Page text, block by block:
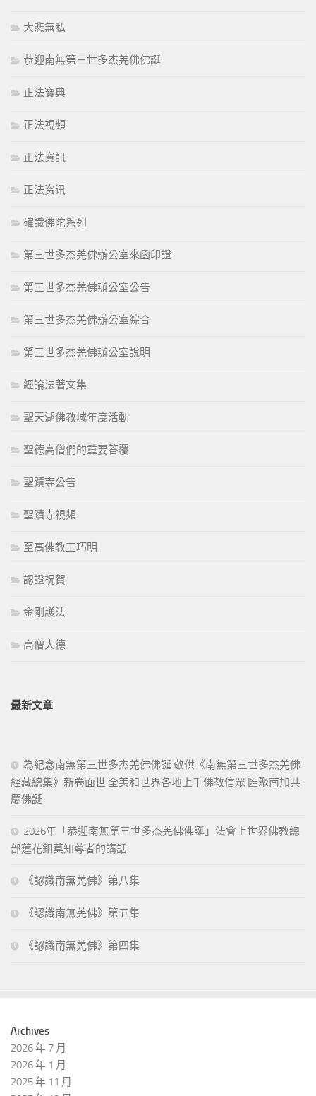
大悲無私
恭迎南無第三世多杰羌佛佛誕
正法寶典
正法視頻
正法資訊
正法资讯
確識佛陀系列
第三世多杰羌佛辦公室來函印證
第三世多杰羌佛辦公室公告
第三世多杰羌佛辦公室綜合
第三世多杰羌佛辦公室說明
經論法著文集
聖天湖佛教城年度活動
聖德高僧們的重要答覆
聖蹟寺公告
聖蹟寺視頻
至高佛教工巧明
認證祝賀
金剛護法
高僧大德
最新文章
為紀念南無第三世多杰羌佛佛誕 敬供《南無第三世多杰羌佛
經藏總集》新卷面世 全美和世界各地上千佛教信眾 匯聚南加共
慶佛誕
2026年「恭迎南無第三世多杰羌佛佛誕」法會上世界佛教總
部蓮花釦莫知尊者的講話
《認識南無羌佛》第八集
《認識南無羌佛》第五集
《認識南無羌佛》第四集
Archives
2026 年 7 月
2026 年 1 月
2025 年 11 月